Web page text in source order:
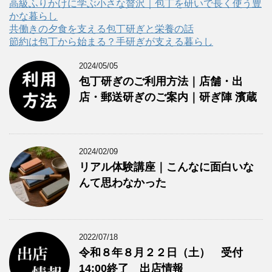
ー
高級ふりかけに学ぶ小さな贅沢｜包丁を研いで長く使う豊
かな暮らし
共働きの夕食を支える包丁研ぎと栄養の話
節約は包丁から始まる？手研ぎが支える暮らし
2024/05/05
包丁研ぎのご利用方法｜店舗・出
店・郵送研ぎのご案内｜研ぎ陣 濱蔵
2024/02/09
リアル体験講座｜こんなに面白いな
んて思わなかった
2022/07/18
令和８年８月２２日（土） 受付
14:00終了 出店情報